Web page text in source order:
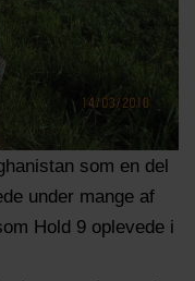
som en del
under mange af
Hold 9 oplevede i